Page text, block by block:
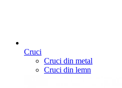
Cruci
Cruci din metal
Cruci din lemn